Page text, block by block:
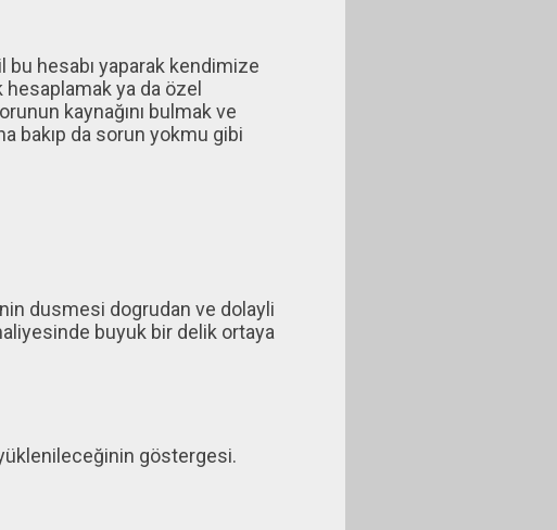
bu hesabı yaparak kendimize
hesaplamak ya da özel
kaynağını bulmak ve
bakıp da sorun yokmu gibi
dusmesi dogrudan ve dolayli
buyuk bir delik ortaya
yüklenileceğinin göstergesi.